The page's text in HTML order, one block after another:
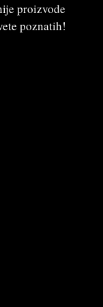
proizvode
poznatih!